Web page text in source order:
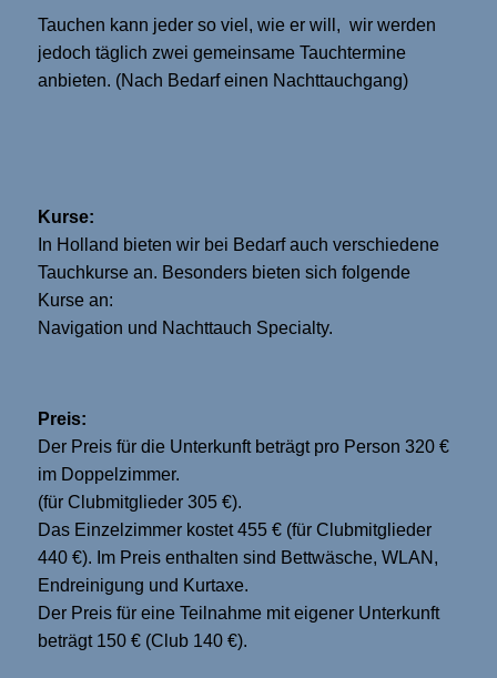
Tauchen kann jeder so viel, wie er will, wir werden
jedoch täglich zwei gemeinsame Tauchtermine
anbieten. (Nach Bedarf einen Nachttauchgang)
Kurse:
In Holland bieten wir bei Bedarf auch verschiedene
Tauchkurse an. Besonders bieten sich folgende
Kurse an:
Navigation und Nachttauch Specialty.
Preis:
Der Preis für die Unterkunft beträgt pro Person 320 €
im Doppelzimmer.
(für Clubmitglieder 305 €).
Das Einzelzimmer kostet 455 € (für Clubmitglieder
440 €). Im Preis enthalten sind Bettwäsche, WLAN,
Endreinigung und Kurtaxe.
Der Preis für eine Teilnahme mit eigener Unterkunft
beträgt 150 € (Club 140 €).